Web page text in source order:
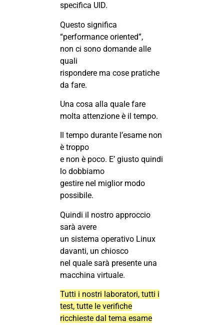
specifica UID.
Questo significa
“performance oriented”,
non ci sono domande alle
quali
rispondere ma cose pratiche
da fare.
Una cosa alla quale fare
molta attenzione è il tempo.
Il tempo durante l’esame non
è troppo
e non è poco. E’ giusto quindi
lo dobbiamo
gestire nel miglior modo
possibile.
Quindi il nostro approccio
sarà avere
un sistema operativo Linux
davanti, un chiosco
nel quale sarà presente una
macchina virtuale.
Tutti i nostri laboratori, tutti i
test, tutte le verifiche
ricchieste dal tema esame